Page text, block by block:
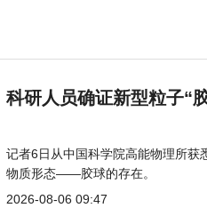
科研人员确证新型粒子“
记者6日从中国科学院高能物理所
物质形态——胶球的存在。
2026-08-06 09:47